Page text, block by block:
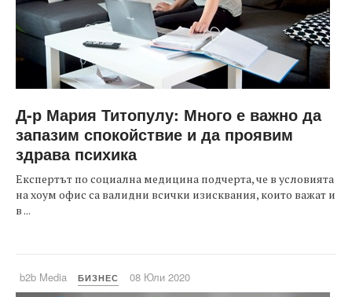
Д-р Мария Титопулу: Много е важно да
запазим спокойствие и да проявим
здрава психика
Експертът по социална медицина подчерта, че в условията
на хоум офис са валидни всички изисквания, които важат и
в ...
b2b Media БИЗНЕС 08 Юли 2020